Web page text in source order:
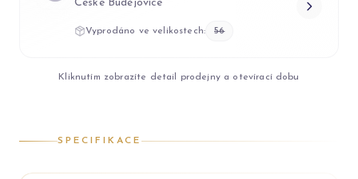
České Budějovice
Vyprodáno ve velikostech: 56
Kliknutím zobrazíte detail prodejny a otevírací dobu
SPECIFIKACE